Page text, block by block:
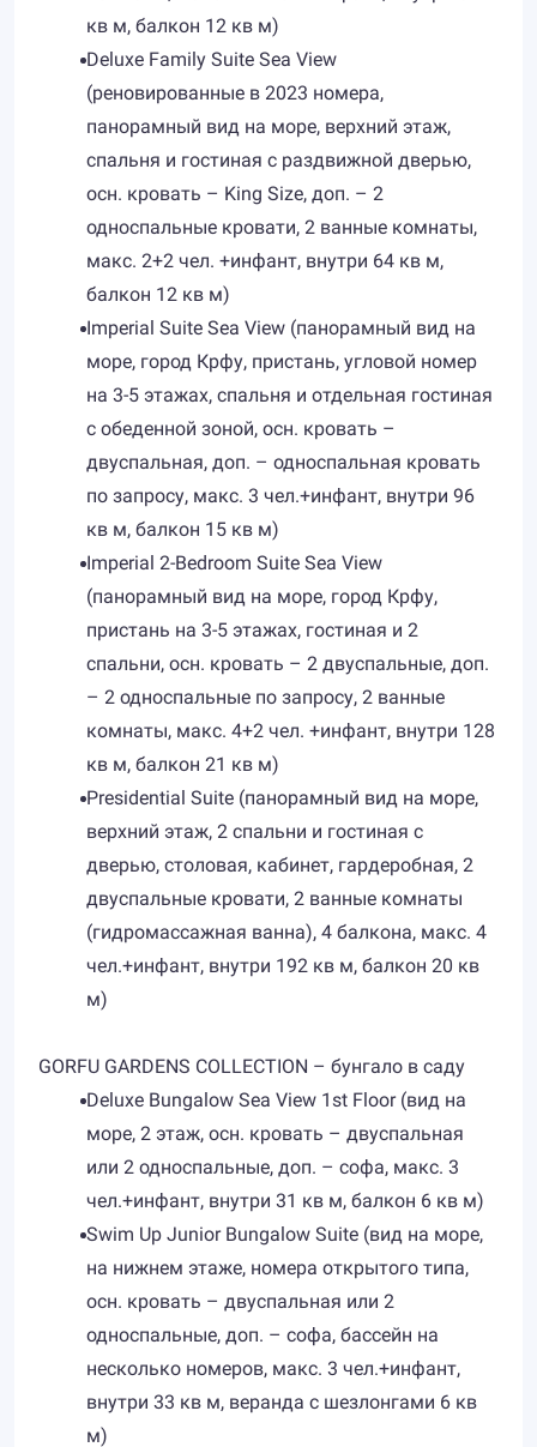
кв м, балкон 12 кв м)
Deluxe Family Suite Sea View
(реновированные в 2023 номера,
панорамный вид на море, верхний этаж,
спальня и гостиная с раздвижной дверью,
осн. кровать – King Size, доп. – 2
односпальные кровати, 2 ванные комнаты,
макс. 2+2 чел. +инфант, внутри 64 кв м,
балкон 12 кв м)
Imperial Suite Sea View (панорамный вид на
море, город Крфу, пристань, угловой номер
на 3-5 этажах, спальня и отдельная гостиная
с обеденной зоной, осн. кровать –
двуспальная, доп. – односпальная кровать
по запросу, макс. 3 чел.+инфант, внутри 96
кв м, балкон 15 кв м)
Imperial 2-Bedroom Suite Sea View
(панорамный вид на море, город Крфу,
пристань на 3-5 этажах, гостиная и 2
спальни, осн. кровать – 2 двуспальные, доп.
– 2 односпальные по запросу, 2 ванные
комнаты, макс. 4+2 чел. +инфант, внутри 128
кв м, балкон 21 кв м)
Presidential Suite (панорамный вид на море,
верхний этаж, 2 спальни и гостиная с
дверью, столовая, кабинет, гардеробная, 2
двуспальные кровати, 2 ванные комнаты
(гидромассажная ванна), 4 балкона, макс. 4
чел.+инфант, внутри 192 кв м, балкон 20 кв
м)
GORFU GARDENS COLLECTION – бунгало в саду
Deluxe Bungalow Sea View 1st Floor (вид на
море, 2 этаж, осн. кровать – двуспальная
или 2 односпальные, доп. – софа, макс. 3
чел.+инфант, внутри 31 кв м, балкон 6 кв м)
Swim Up Junior Bungalow Suite (вид на море,
на нижнем этаже, номера открытого типа,
осн. кровать – двуспальная или 2
односпальные, доп. – софа, бассейн на
несколько номеров, макс. 3 чел.+инфант,
внутри 33 кв м, веранда с шезлонгами 6 кв
м)